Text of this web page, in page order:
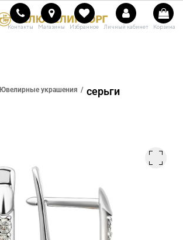
Контакты Магазины Избранное Личный кабинет Корзина
Ювелирные украшения серьги